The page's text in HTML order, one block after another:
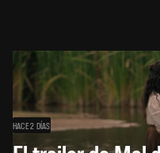
HACE 2 DÍAS